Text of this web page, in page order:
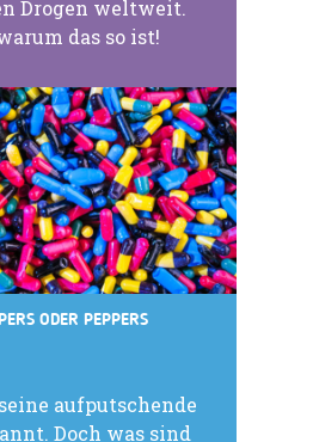
Drogen weltweit.
das so ist!
ODER PEPPERS
aufputschende
Doch was sind